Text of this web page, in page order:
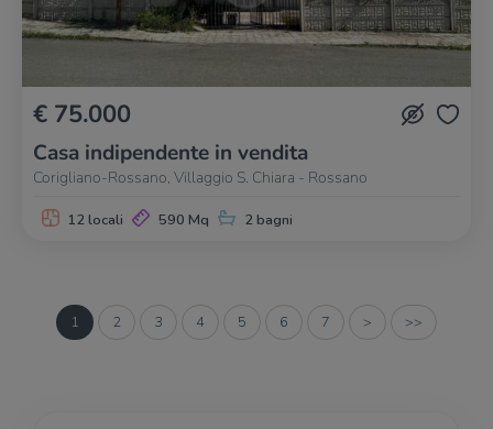
€ 75.000
Casa indipendente in vendita
Corigliano-Rossano, Villaggio S. Chiara - Rossano
12 locali 590 Mq 2 bagni
1 2 3 4 5 6 7 > >>